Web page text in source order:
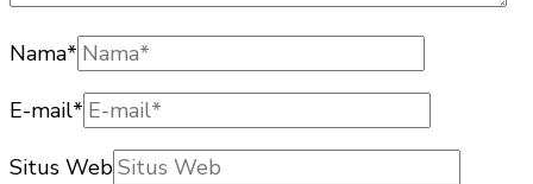
Nama*
E-mail*
Situs Web